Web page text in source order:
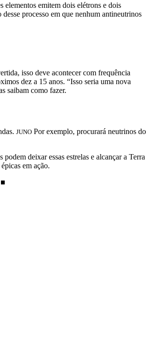
elementos emitem dois elétrons e dois
processo em que nenhum antineutrinos
isso deve acontecer com frequência
dez a 15 anos. “Isso seria uma nova
saibam como fazer.
JUNO Por exemplo, procurará neutrinos do
deixar essas estrelas e alcançar a Terra
em ação.
■